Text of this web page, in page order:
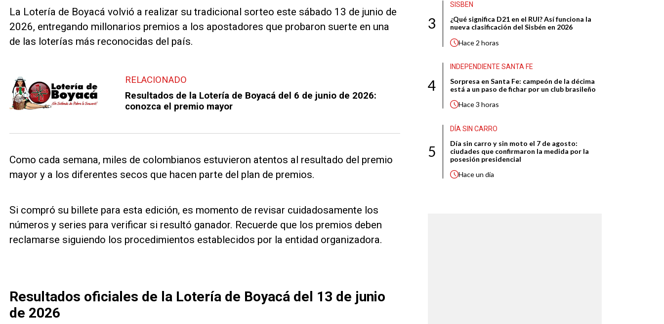
La Lotería de Boyacá volvió a realizar su tradicional sorteo este sábado 13 de junio de
2026, entregando millonarios premios a los apostadores que probaron suerte en una
de las loterías más reconocidas del país.
RELACIONADO
Resultados de la Lotería de Boyacá del 6 de junio de 2026:
conozca el premio mayor
Como cada semana, miles de colombianos estuvieron atentos al resultado del premio
mayor y a los diferentes secos que hacen parte del plan de premios.
Si compró su billete para esta edición, es momento de revisar cuidadosamente los
números y series para verificar si resultó ganador. Recuerde que los premios deben
reclamarse siguiendo los procedimientos establecidos por la entidad organizadora.
Resultados oficiales de la Lotería de Boyacá del 13 de junio
de 2026
3
SISBEN
¿Qué significa D21 en el RUI? Así funciona la
nueva clasificación del Sisbén en 2026
Hace2 horas
4
INDEPENDIENTE SANTA FE
Sorpresa en Santa Fe: campeón de la décima
está a un paso de fichar por un club brasileño
Hace3 horas
5
DÍA SIN CARRO
Día sin carro y sin moto el 7 de agosto:
ciudades que confirmaron la medida por la
posesión presidencial
Haceun día